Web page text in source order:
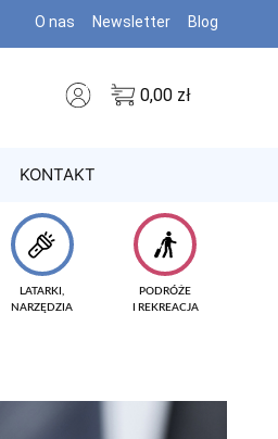
O nas Newsletter Blog
0,00 zł
KONTAKT
LATARKI,
NARZĘDZIA
PODRÓŻE
I REKREACJA